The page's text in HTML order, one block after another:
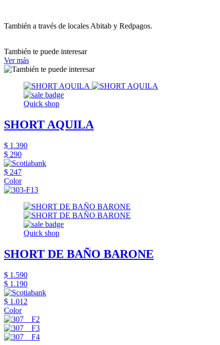
También a través de locales Abitab y Redpagos.
También te puede interesar
Ver más
Quick shop
SHORT AQUILA
$ 1.390
$ 290
$ 247
Color
Quick shop
SHORT DE BAÑO BARONE
$ 1.590
$ 1.190
$ 1.012
Color